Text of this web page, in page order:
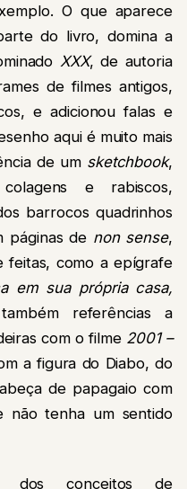
O que aparece
do livro, domina a
XXX, de autoria
de filmes antigos,
e adicionou falas e
aqui é muito mais
de um sketchbook,
e rabiscos,
barrocos quadrinhos
páginas de non sense,
feitas, como a epígrafe
em sua própria casa,
referências a
com o filme 2001 –
a figura do Diabo, do
de papagaio com
não tenha um sentido
dos conceitos de